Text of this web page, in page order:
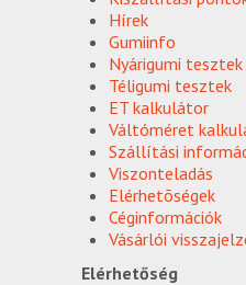
Hírek
Gumiinfo
Nyárigumi tesztek
Téligumi tesztek
ET kalkulátor
Váltóméret
Szállítási
Viszonteladás
Elérhetõségek
Céginformációk
Vásárlói
Elérhetőség